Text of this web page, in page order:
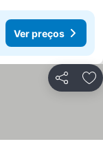
Ver preços
Partilhar